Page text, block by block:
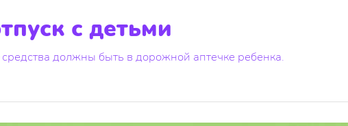
с детьми
должны быть в дорожной аптечке ребенка.